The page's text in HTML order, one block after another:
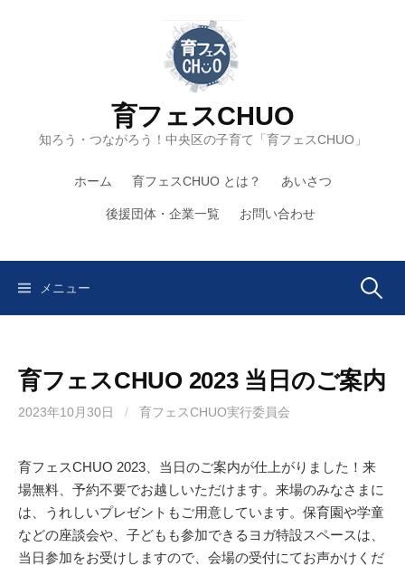
育フェスCHUO
知ろう・つながろう！中央区の子育て「育フェスCHUO」
ホーム 育フェスCHUO とは？ あいさつ
後援団体・企業一覧 お問い合わせ
メニュー 検
育フェスCHUO 2023 当日のご案内
2023年10月30日 / 育フェスCHUO実行委員会
育フェスCHUO 2023、当日のご案内が仕上がりました！来
場無料、予約不要でお越しいただけます。来場のみなさまに
は、うれしいプレゼントもご用意しています。保育園や学童
などの座談会や、子どもも参加できるヨガ特設スペースは、
当日参加をお受けしますので、会場の受付にてお声かけくだ